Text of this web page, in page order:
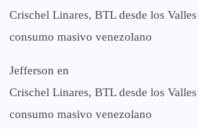
Crischel Linares, BTL desde los
consumo masivo venezolano
Jefferson en
Crischel Linares, BTL desde los
consumo masivo venezolano